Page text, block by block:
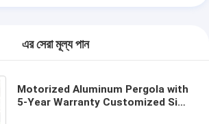
এর সেরা মূল্য পান
Motorized Aluminum Pergola with
5-Year Warranty Customized Size